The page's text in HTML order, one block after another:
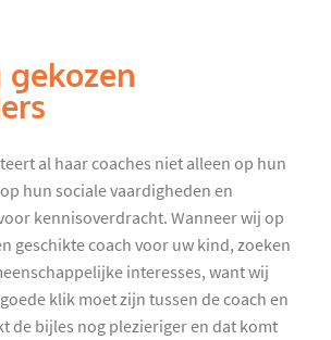
al haar coaches niet alleen op hun
hun sociale vaardigheden en
kennisoverdracht. Wanneer wij op
geschikte coach voor uw kind, zoeken
interesses, want wij
klik moet zijn tussen de coach en
de bijles nog plezieriger en dat komt